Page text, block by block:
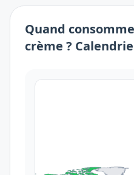
Quand
crème ?